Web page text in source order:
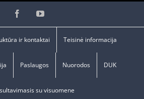
FacebookYouTube
ir kontaktai Teisinė informacija
Paslaugos Nuorodos DUK
su visuomene